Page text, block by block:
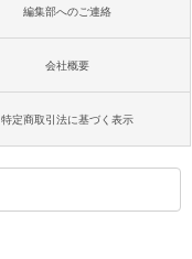
編集部へのご連絡
会社概要
特定商取引法に基づく表示